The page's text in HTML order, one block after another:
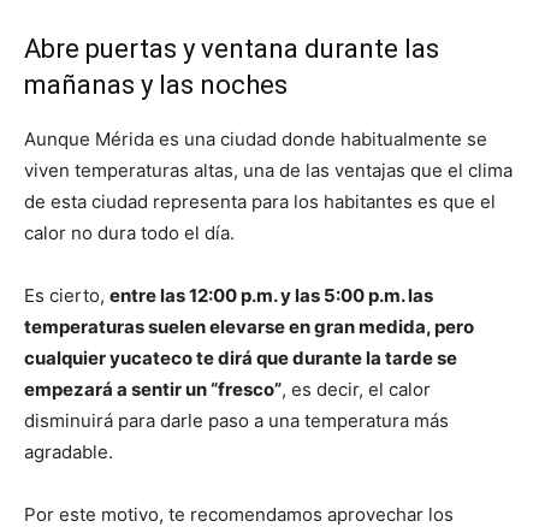
Abre puertas y ventana durante las
mañanas y las noches
Aunque Mérida es una ciudad donde habitualmente se
viven temperaturas altas, una de las ventajas que el clima
de esta ciudad representa para los habitantes es que el
calor no dura todo el día.
Es cierto, entre las 12:00 p.m. y las 5:00 p.m. las
temperaturas suelen elevarse en gran medida, pero
cualquier yucateco te dirá que durante la tarde se
empezará a sentir un “fresco”, es decir, el calor
disminuirá para darle paso a una temperatura más
agradable.
Por este motivo, te recomendamos aprovechar los